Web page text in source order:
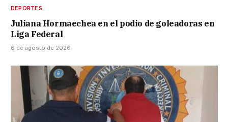
DEPORTES
Juliana Hormaechea en el podio de goleadoras en
Liga Federal
6 de agosto de 2026